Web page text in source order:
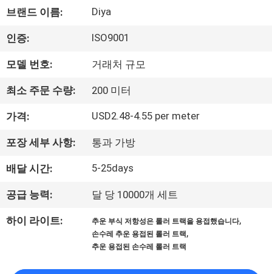
회
사
공
장
견
학
브랜드 이름: Diya
인증: ISO9001
모델 번호: 거래처 규모
최소 주문 수량: 200 미터
가격: USD2.48-4.55 per meter
포장 세부 사항: 통과 가방
배달 시간: 5-25days
공급 능력: 달 당 10000개 세트
하이 라이트: 추운 부식 저항성은 롤러 트랙을 용접했습니다,
손수레 추운 용접된 롤러 트랙 ,
추운 용접된 손수레 롤러 트랙